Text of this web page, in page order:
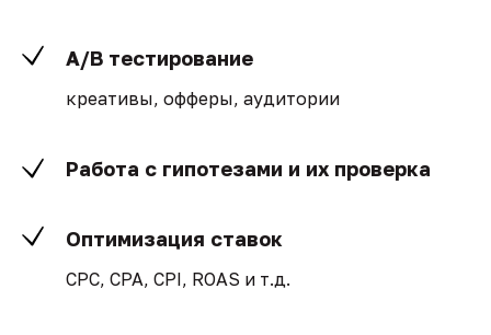
A/B тестирование
креативы, офферы, аудитории
Работа с гипотезами и их проверка
Оптимизация ставок
CPC, CPA, CPI, ROAS и т.д.